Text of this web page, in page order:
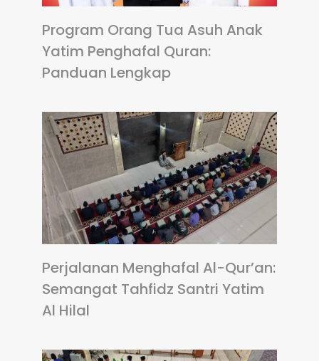
Program Orang Tua Asuh Anak
Yatim Penghafal Quran:
Panduan Lengkap
Perjalanan Menghafal Al-Qur’an:
Semangat Tahfidz Santri Yatim
Al Hilal